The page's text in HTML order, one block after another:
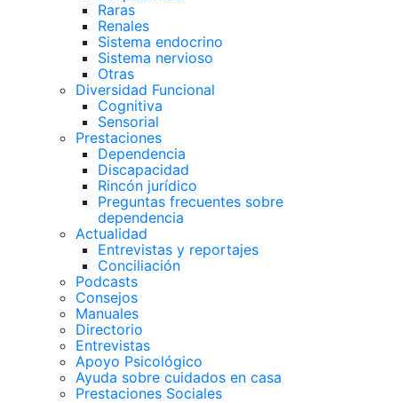
Raras
Renales
Sistema endocrino
Sistema nervioso
Otras
Diversidad Funcional
Cognitiva
Sensorial
Prestaciones
Dependencia
Discapacidad
Rincón jurídico
Preguntas frecuentes sobre
dependencia
Actualidad
Entrevistas y reportajes
Conciliación
Podcasts
Consejos
Manuales
Directorio
Entrevistas
Apoyo Psicológico
Ayuda sobre cuidados en casa
Prestaciones Sociales